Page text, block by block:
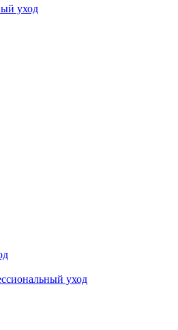
уход
уход